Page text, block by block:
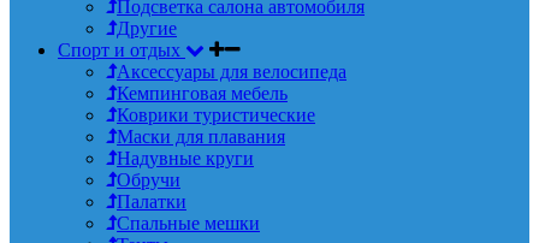
Подсветка салона автомобиля
Другие
Спорт и отдых
Аксессуары для велосипеда
Кемпинговая мебель
Коврики туристические
Маски для плавания
Надувные круги
Обручи
Палатки
Спальные мешки